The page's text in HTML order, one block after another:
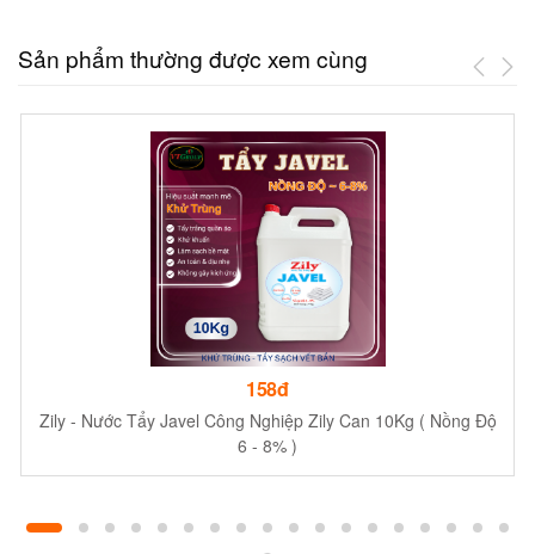
Sản phẩm thường được xem cùng
158đ
Zily - Nước Tẩy Javel Công Nghiệp Zily Can 10Kg ( Nồng Độ
6 - 8% )